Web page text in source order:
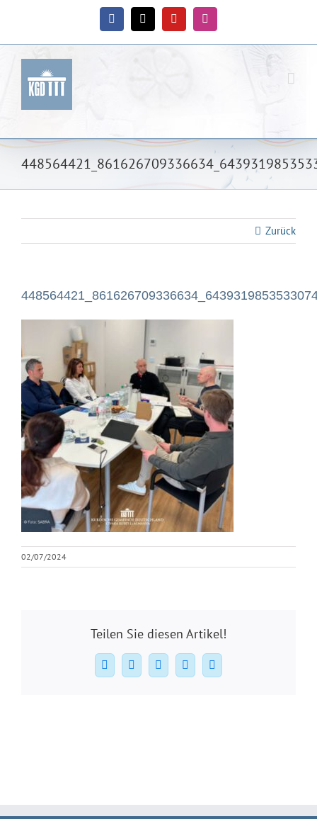
Facebook
X YouTubeInstagram
Zurück
02/07/2024
Teilen Sie diesen Artikel!
Facebook
X WhatsAppPinterest
E-
Mail